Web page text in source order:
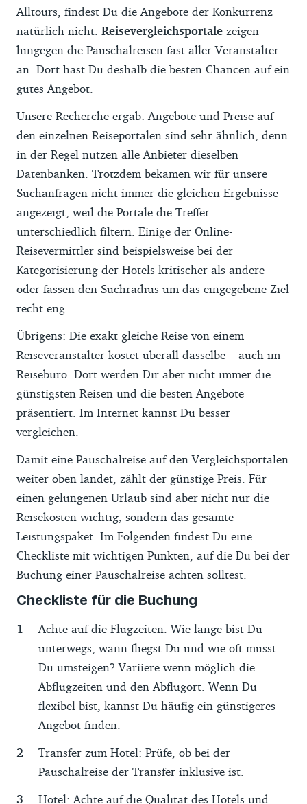
Alltours, findest Du die Angebote der Konkurrenz
natürlich nicht. Reisevergleichsportale zeigen
hingegen die Pauschalreisen fast aller Veranstalter
an. Dort hast Du deshalb die besten Chancen auf ein
gutes Angebot.
Unsere Recherche ergab: Angebote und Preise auf
den einzelnen Reiseportalen sind sehr ähnlich, denn
in der Regel nutzen alle Anbieter dieselben
Datenbanken. Trotzdem bekamen wir für unsere
Suchanfragen nicht immer die gleichen Ergebnisse
angezeigt, weil die Portale die Treffer
unterschiedlich filtern. Einige der Online-
Reisevermittler sind beispielsweise bei der
Kategorisierung der Hotels kritischer als andere
oder fassen den Suchradius um das eingegebene Ziel
recht eng.
Übrigens: Die exakt gleiche Reise von einem
Reiseveranstalter kostet überall dasselbe – auch im
Reisebüro. Dort werden Dir aber nicht immer die
günstigsten Reisen und die besten Angebote
präsentiert. Im Internet kannst Du besser
vergleichen.
Damit eine Pauschalreise auf den Vergleichsportalen
weiter oben landet, zählt der günstige Preis. Für
einen gelungenen Urlaub sind aber nicht nur die
Reisekosten wichtig, sondern das gesamte
Leistungspaket. Im Folgenden findest Du eine
Checkliste mit wichtigen Punkten, auf die Du bei der
Buchung einer Pauschalreise achten solltest.
Checkliste für die Buchung
Achte auf die Flugzeiten. Wie lange bist Du
unterwegs, wann fliegst Du und wie oft musst
Du umsteigen? Variiere wenn möglich die
Abflugzeiten und den Abflugort. Wenn Du
flexibel bist, kannst Du häufig ein günstigeres
Angebot finden.
Transfer zum Hotel: Prüfe, ob bei der
Pauschalreise der Transfer inklusive ist.
Hotel: Achte auf die Qualität des Hotels und